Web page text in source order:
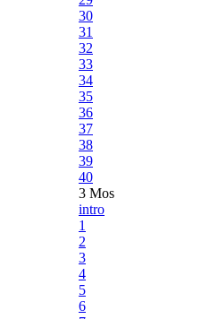
30
31
32
33
34
35
36
37
38
39
40
3 Mos
intro
1
2
3
4
5
6